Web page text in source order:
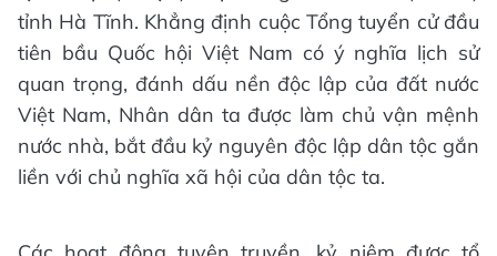
tỉnh Hà Tĩnh. Khẳng định cuộc Tổng tuyển cử đầu
tiên bầu Quốc hội Việt Nam có ý nghĩa lịch sử
quan trọng, đánh dấu nền độc lập của đất nước
Việt Nam, Nhân dân ta được làm chủ vận mệnh
nước nhà, bắt đầu kỷ nguyên độc lập dân tộc gắn
liền với chủ nghĩa xã hội của dân tộc ta.